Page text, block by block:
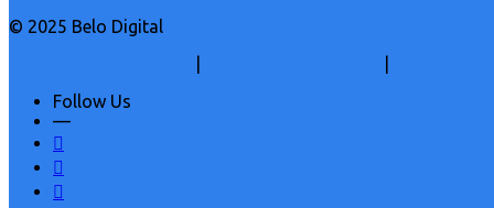
© 2025 Belo Digital
Follow Us
—